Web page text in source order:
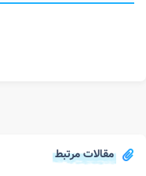
مقالات مرتبط